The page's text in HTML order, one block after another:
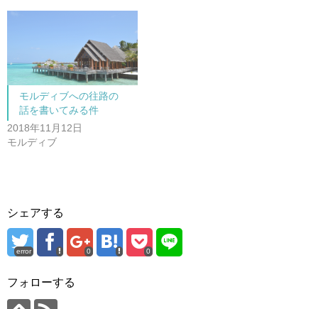
ウ
)
い
ィ
ン
ド
ウ
で
き
す
モルディブへの往路の
話を書いてみる件
2018年11月12日
モルディブ
シェアする
error 0 0
フォローする